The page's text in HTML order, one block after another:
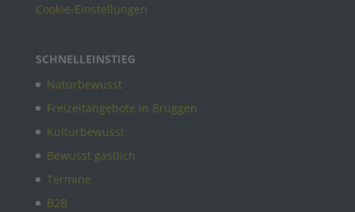
Cookie-Einstellungen
SCHNELLEINSTIEG
Naturbewusst
Freizeitangebote in Brüggen
Kulturbewusst
Bewusst gastlich
Termine
B2B